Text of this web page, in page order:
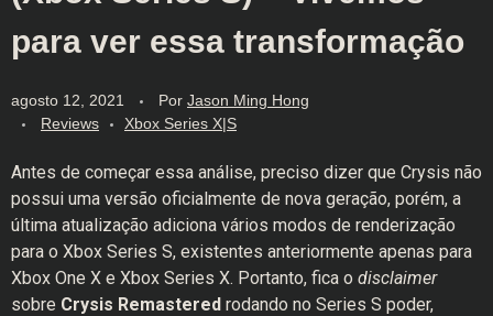
para ver essa transformação
agosto 12, 2021 Por Jason Ming Hong
Reviews
Xbox Series X|S
Antes de começar essa análise, preciso dizer que Crysis não
possui uma versão oficialmente de nova geração, porém, a
última atualização adiciona vários modos de renderização
para o Xbox Series S, existentes anteriormente apenas para
Xbox One X e Xbox Series X. Portanto, fica o disclaimer
sobre Crysis Remastered rodando no Series S poder,